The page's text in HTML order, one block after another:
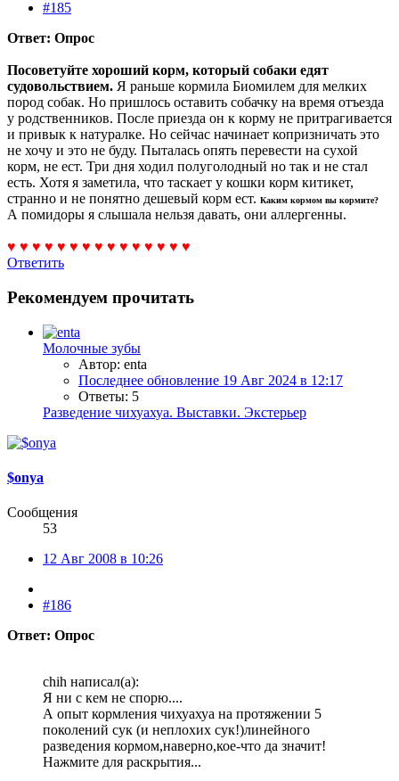
#185
Ответ: Опрос
Посоветуйте хороший корм, который собаки едят
судовольствием. Я раньше кормила Биомилем для мелких
пород собак. Но пришлось оставить собачку на время отъезда
у родственников. После приезда он к корму не притрагивается
и привык к натуралке. Но сейчас начинает копризничать это
не хочу и это не буду. Пыталась опять перевести на сухой
корм, не ест. Три дня ходил полуголодный но так и не стал
есть. Хотя я заметила, что таскает у кошки корм китикет,
странно и не понятно дешевый корм ест. Каким кормом вы кормите?
А помидоры я слышала нельзя давать, они аллергенны.
♥ ♥ ♥ ♥ ♥ ♥ ♥ ♥ ♥ ♥ ♥ ♥ ♥ ♥ ♥
Ответить
Рекомендуем прочитать
Молочные зубы
Автор: enta
Последнее обновление 19 Авг 2024 в 12:17
Ответы: 5
Разведение чихуахуа. Выставки. Экстерьер
$onya
Сообщения
53
12 Авг 2008 в 10:26
#186
Ответ: Опрос
chih написал(а):
Я ни с кем не спорю....
А опыт кормления чихуахуа на протяжении 5
поколений сук (и неплохих сук!)линейного
разведения кормом,наверно,кое-что да значит!
Нажмите для раскрытия...